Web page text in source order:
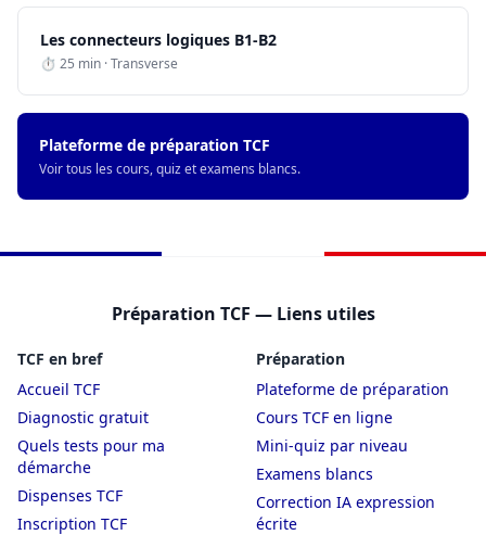
Les connecteurs logiques B1-B2
⏱ 25 min · Transverse
Plateforme de préparation TCF
Voir tous les cours, quiz et examens blancs.
Préparation TCF — Liens utiles
TCF en bref
Accueil TCF
Diagnostic gratuit
Quels tests pour ma
démarche
Dispenses TCF
Inscription TCF
Préparation
Plateforme de préparation
Cours TCF en ligne
Mini-quiz par niveau
Examens blancs
Correction IA expression
écrite